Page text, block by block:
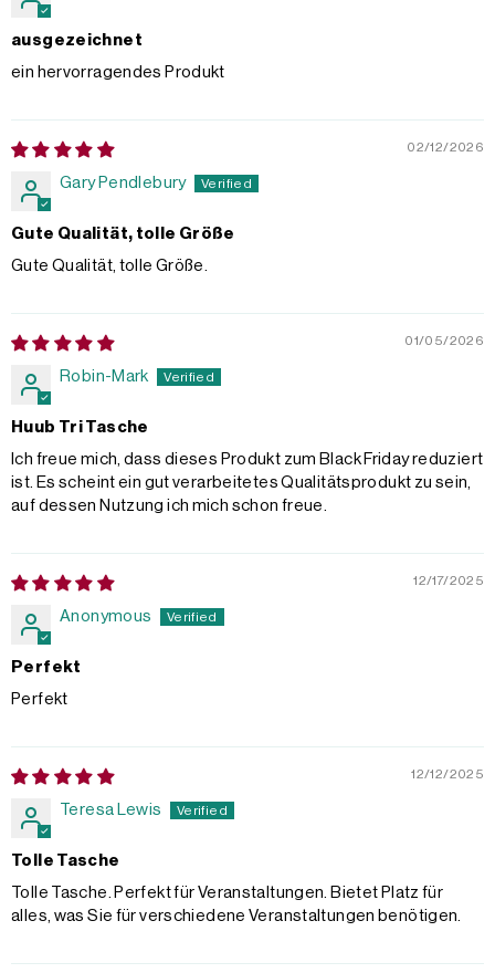
ausgezeichnet
ein hervorragendes Produkt
02/12/2026
Gary Pendlebury
Gute Qualität, tolle Größe
Gute Qualität, tolle Größe.
01/05/2026
Robin-Mark
Huub Tri Tasche
Ich freue mich, dass dieses Produkt zum Black Friday reduziert
ist. Es scheint ein gut verarbeitetes Qualitätsprodukt zu sein,
auf dessen Nutzung ich mich schon freue.
12/17/2025
Anonymous
Perfekt
Perfekt
12/12/2025
Teresa Lewis
Tolle Tasche
Tolle Tasche. Perfekt für Veranstaltungen. Bietet Platz für
alles, was Sie für verschiedene Veranstaltungen benötigen.